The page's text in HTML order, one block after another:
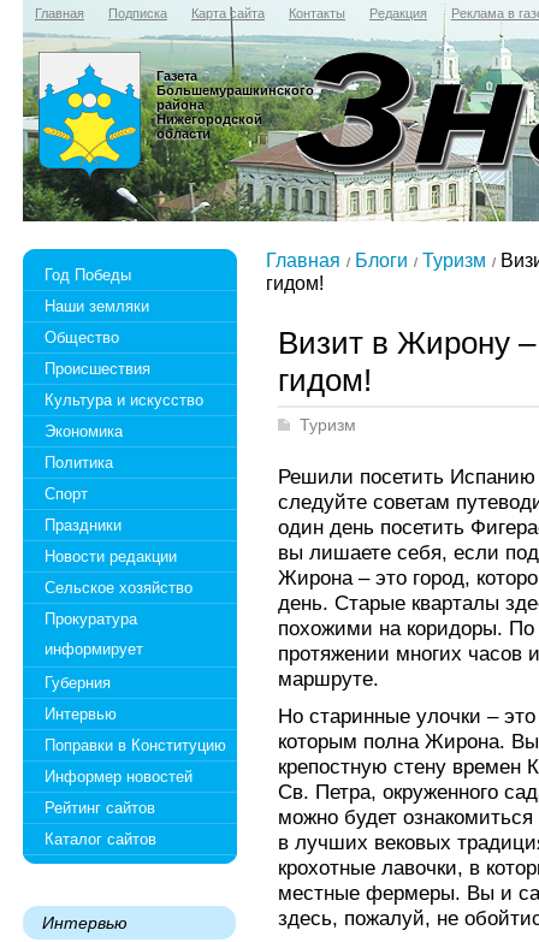
Главная Подписка Карта сайта Контакты Редакция Реклама в
Газета
Большемурашкинского
района
Нижегородской
области
Год Победы
Наши земляки
Общество
Происшествия
Культура и искусство
Экономика
Политика
Спорт
Праздники
Новости редакции
Сельское хозяйство
Прокуратура
информирует
Губерния
Интервью
Поправки в Конституцию
Информер новостей
Рейтинг сайтов
Каталог сайтов
Интервью
Главная Блоги Туризм
гидом!
Визит в Жирону
гидом!
Туризм
Решили посетить Испанию
следуйте советам
один день посетить
вы лишаете себя, если
Жирона – это город,
день. Старые кварталы
похожими на коридоры.
протяжении многих часов
маршруте.
Но старинные улочки –
которым полна Жирона.
крепостную стену времен
Св. Петра, окруженного
можно будет
в лучших вековых
крохотные лавочки, в
местные фермеры. Вы и
здесь, пожалуй, не